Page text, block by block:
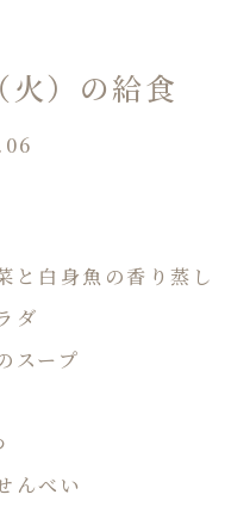
火）の給食
と白身魚の香り蒸し
ダ
スープ
んべい